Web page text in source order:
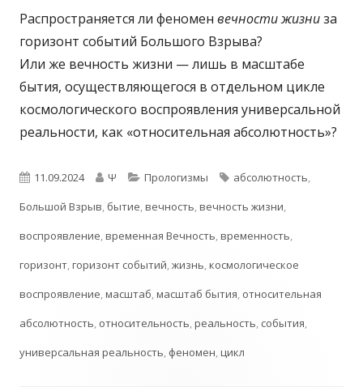
Распространяется ли феномен вечности жизниза
горизонт событий Большого Взрыва?
Или же вечность жизни — лишь в масштабе
бытия, осуществляющегося в отдельном цикле
космологического воспроявления универсальной
реальности, как «относительная абсолютность»?
Опубликовано
11.09.2024 Автор
Ψ Рубрики
Прологизмы Метки
абсолютность,
Большой Взрыв, бытие,вечность,вечность жизни,
воспроявление,временная Вечность,временность,
горизонт,горизонт событий,жизнь,космологическое
воспроявление,масштаб,масштаб бытия, относительная
абсолютность, относительность,реальность, события,
универсальная реальность, феномен,цикл